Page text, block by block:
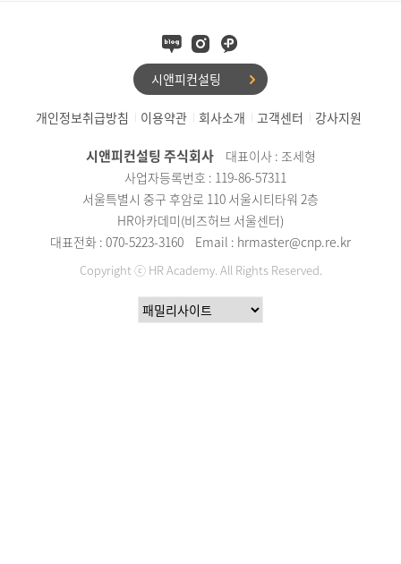
시앤피컨설팅
개인정보취급방침 이용약관 회사소개 고객센터 강사지원
시앤피컨설팅 주식회사
대표이사 : 조세형
사업자등록번호 : 119-86-57311
서울특별시 중구 후암로 110 서울시티타워 2층
HR아카데미(비즈허브 서울센터)
대표전화 : 070-5223-3160
Email : hrmaster@cnp.re.kr
Copyright ⓒ HR Academy. All Rights Reserved.